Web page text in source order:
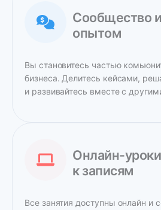
Сообщество
опытом
Вы становитесь частью
бизнеса. Делитесь кейсами,
и развивайтесь вместе с
Онлайн-
к записям
Все занятия доступны онлайн и